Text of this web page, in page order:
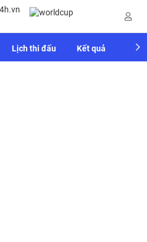
Lịch thi đấu Kết quả